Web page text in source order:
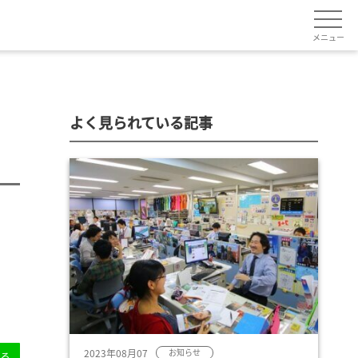
メニュー
よく見られている記事
2023年08月07 お知らせ